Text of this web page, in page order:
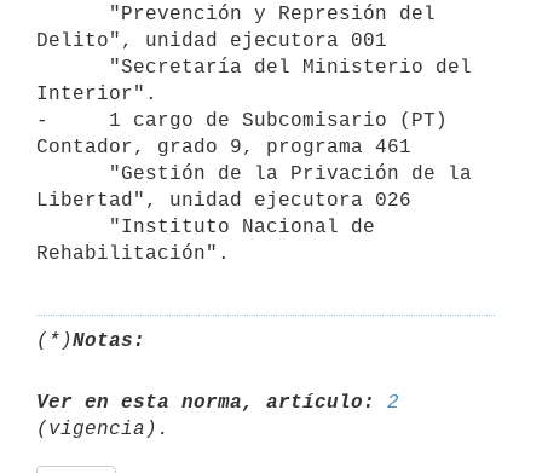
Delito", unidad ejecutora 001
Interior".
-     1 cargo de Subcomisario (PT)
Contador, grado 9, programa 461
Libertad", unidad ejecutora 026
(*)Notas:
Ver en esta norma, artículo:
2